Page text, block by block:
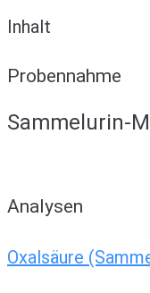
Inhalt
Probennahme
Sammelurin-
Analysen
Oxalsäure